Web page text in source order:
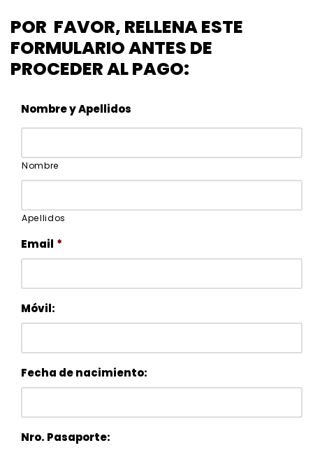
POR FAVOR, RELLENA ESTE
FORMULARIO ANTES DE
PROCEDER AL PAGO:
Nombre y Apellidos
Nombre
Apellidos
Email *
Móvil:
Fecha de nacimiento:
Nro. Pasaporte: